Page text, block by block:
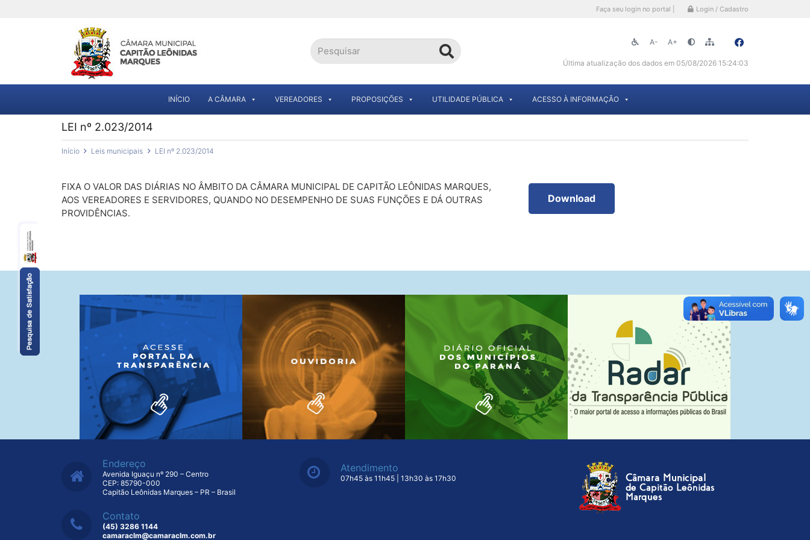
Faça seu login no portal | Login / Cadastro
A- A+
Última atualização dos dados em 05/08/2026 15:24:03
INÍCIO A CÂMARA VEREADORES PROPOSIÇÕES UTILIDADE PÚBLICA ACESSO À INFORMAÇÃO
LEI nº 2.023/2014
Início Leis municipais LEI nº 2.023/2014
FIXA O VALOR DAS DIÁRIAS NO ÂMBITO DA CÂMARA MUNICIPAL DE CAPITÃO LEÔNIDAS MARQUES,
AOS VEREADORES E SERVIDORES, QUANDO NO DESEMPENHO DE SUAS FUNÇÕES E DÁ OUTRAS
PROVIDÊNCIAS.
Download
Endereço
Avenida Iguaçu nº 290 – Centro
CEP: 85790-000
Capitão Leônidas Marques – PR – Brasil
Contato
(45) 3286 1144
camaraclm@camaraclm.com.br
Atendimento
07h45 às 11h45 | 13h30 às 17h30